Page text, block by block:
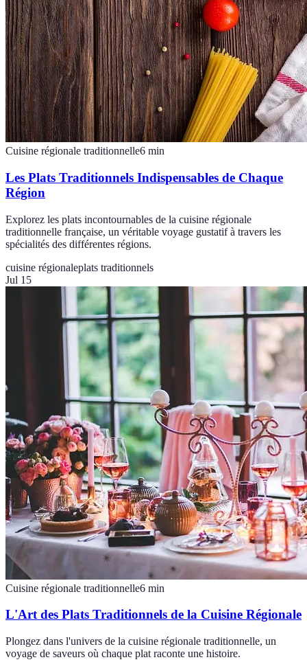
Cuisine régionale traditionnelle6 min
Les Plats Traditionnels Indispensables de Chaque
Région
Explorez les plats incontournables de la cuisine régionale
traditionnelle française, un véritable voyage gustatif à travers les
spécialités des différentes régions.
cuisine régionaleplats traditionnels
Jul 15
Cuisine régionale traditionnelle6 min
L'Art des Plats Traditionnels de la Cuisine Régionale
Plongez dans l'univers de la cuisine régionale traditionnelle, un
voyage de saveurs où chaque plat raconte une histoire.